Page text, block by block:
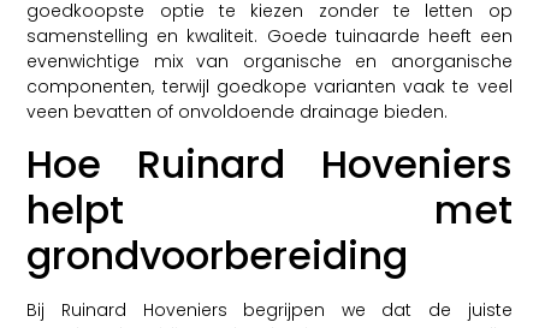
goedkoopste optie te kiezen zonder te letten op
samenstelling en kwaliteit. Goede tuinaarde heeft een
evenwichtige mix van organische en anorganische
componenten, terwijl goedkope varianten vaak te veel
veen bevatten of onvoldoende drainage bieden.
Hoe Ruinard Hoveniers
helpt met
grondvoorbereiding
Bij Ruinard Hoveniers begrijpen we dat de juiste